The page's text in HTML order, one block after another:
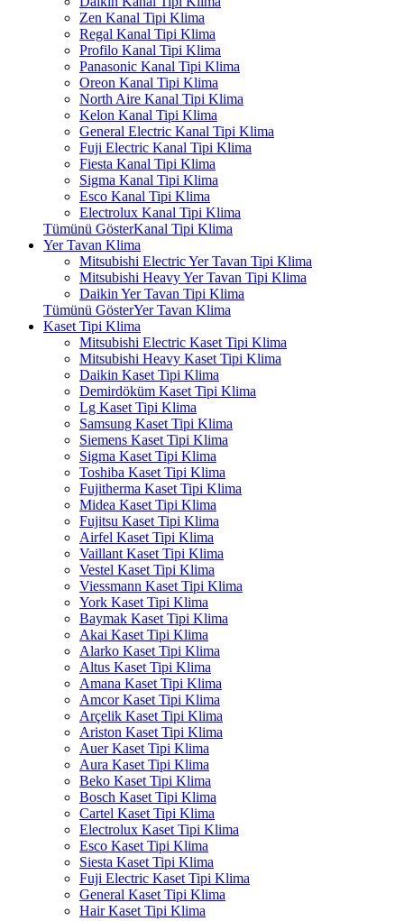
Zen Kanal Tipi Klima
Regal Kanal Tipi Klima
Profilo Kanal Tipi Klima
Panasonic Kanal Tipi Klima
Oreon Kanal Tipi Klima
North Aire Kanal Tipi Klima
Kelon Kanal Tipi Klima
General Electric Kanal Tipi Klima
Fuji Electric Kanal Tipi Klima
Fiesta Kanal Tipi Klima
Sigma Kanal Tipi Klima
Esco Kanal Tipi Klima
Electrolux Kanal Tipi Klima
Tümünü GösterKanal Tipi Klima
Yer Tavan Klima
Mitsubishi Electric Yer Tavan Tipi Klima
Mitsubishi Heavy Yer Tavan Tipi Klima
Daikin Yer Tavan Tipi Klima
Tümünü GösterYer Tavan Klima
Kaset Tipi Klima
Mitsubishi Electric Kaset Tipi Klima
Mitsubishi Heavy Kaset Tipi Klima
Daikin Kaset Tipi Klima
Demirdöküm Kaset Tipi Klima
Lg Kaset Tipi Klima
Samsung Kaset Tipi Klima
Siemens Kaset Tipi Klima
Sigma Kaset Tipi Klima
Toshiba Kaset Tipi Klima
Fujitherma Kaset Tipi Klima
Midea Kaset Tipi Klima
Fujitsu Kaset Tipi Klima
Airfel Kaset Tipi Klima
Vaillant Kaset Tipi Klima
Vestel Kaset Tipi Klima
Viessmann Kaset Tipi Klima
York Kaset Tipi Klima
Baymak Kaset Tipi Klima
Akai Kaset Tipi Klima
Alarko Kaset Tipi Klima
Altus Kaset Tipi Klima
Amana Kaset Tipi Klima
Amcor Kaset Tipi Klima
Arçelik Kaset Tipi Klima
Ariston Kaset Tipi Klima
Auer Kaset Tipi Klima
Aura Kaset Tipi Klima
Beko Kaset Tipi Klima
Bosch Kaset Tipi Klima
Cartel Kaset Tipi Klima
Electrolux Kaset Tipi Klima
Esco Kaset Tipi Klima
Siesta Kaset Tipi Klima
Fuji Electric Kaset Tipi Klima
General Kaset Tipi Klima
Hair Kaset Tipi Klima